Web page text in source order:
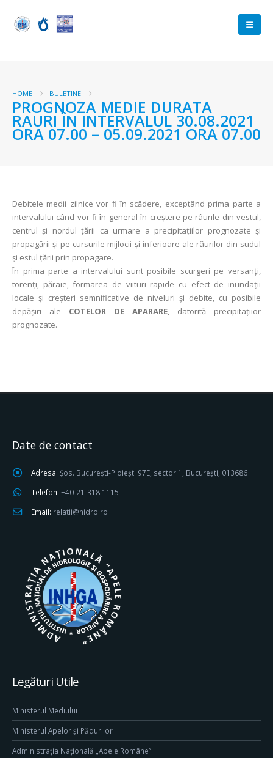
HOME BULETINE
PROGNOZA MEDIE DURATA
RAURI ÎN INTERVALUL 30.08.2021
ORA 07.00 – 05.09.2021 ORA 07.00
Debitele medii zilnice vor fi în scădere, exceptând prima parte a
intervalului când vor fi în general în creștere pe râurile din vestul,
centrul și nordul țării ca urmare a precipitațiilor prognozate și
propagării și pe cursurile mijlocii și inferioare ale râurilor din sudul
și estul țării prin propagare.
În prima parte a intervalului sunt posibile scurgeri pe versanți,
torenți, păraie, formarea de viituri rapide cu efect de inundații
locale şi creşteri semnificative de niveluri şi debite, cu posibile
depăşiri ale COTELOR DE APARARE, datorită precipitațiior
prognozate.
Date de contact
Adresa: Șos. București-Ploiești 97E, sector 1, București, 013686
Telefon: +40-21-318 1115
Email: relatii@hidro.ro
Legături Utile
Ministerul Mediului
Ministerul Apelor și Pădurilor
Administrația Națională „Apele Române”